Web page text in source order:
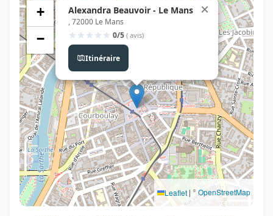
Alexandra Beauvoir - Le Mans
, 72000 Le Mans
0/5 ( avis)
Itinéraire
×
+
−
Leaflet | ©OpenStreetMap